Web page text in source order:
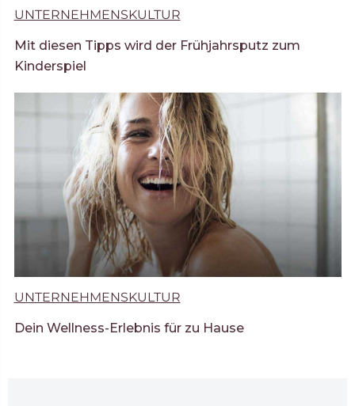
UNTERNEHMENSKULTUR
Mit diesen Tipps wird der Frühjahrsputz zum
Kinderspiel
UNTERNEHMENSKULTUR
Dein Wellness-Erlebnis für zu Hause